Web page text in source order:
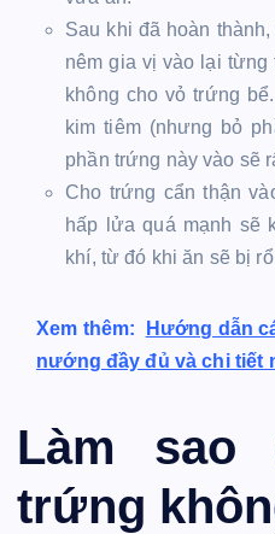
Sau khi đã hoàn
nêm gia vị vào lại từng
không cho vỏ trứng
kim tiêm (nhưng bỏ
phần trứng này vào sẽ
Cho trứng cẩn thận
hấp lửa quá mạnh sẽ
khí, từ đó khi ăn sẽ bị
Xem thêm:
Hướng dẫn
nướng đầy đủ và chi tiết
Làm sao
trứng